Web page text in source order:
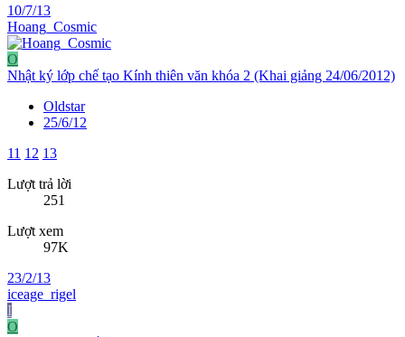
10/7/13
Hoang_Cosmic
O
Nhật ký lớp chế tạo Kính thiên văn khóa 2 (Khai giảng 24/06/2012)
Oldstar
25/6/12
11 12 13
Lượt trả lời
251
Lượt xem
97K
23/2/13
iceage_rigel
I
O